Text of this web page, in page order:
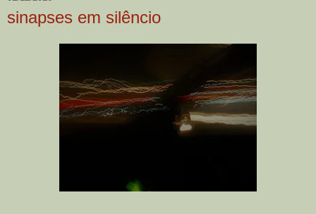
sinapses em silêncio